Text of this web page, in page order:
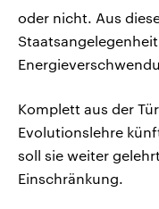
oder nicht. Aus
Komplett aus der
Evolutionslehre
soll sie weiter
Einschränkung.